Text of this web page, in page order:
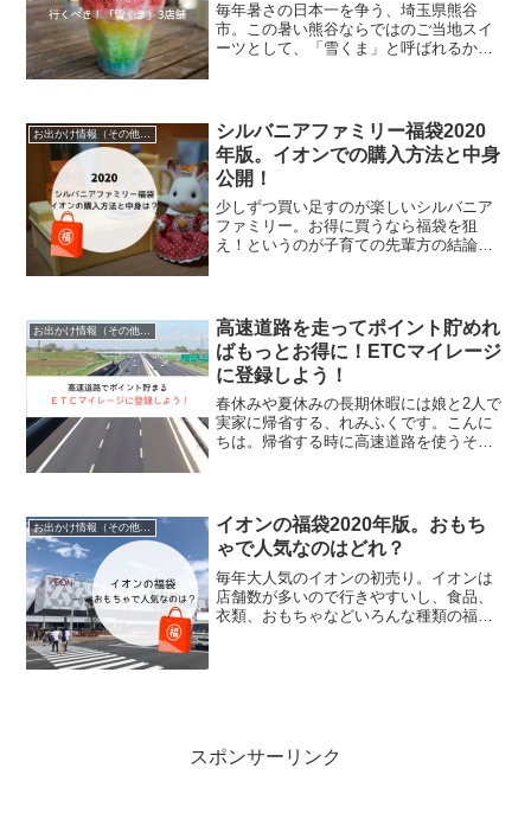
毎年暑さの日本一を争う、埼玉県熊谷
市。この暑い熊谷ならではのご当地スイ
ーツとして、「雪くま」と呼ばれるかき
まを食べに3店舗めぐ...
お出かけ情報（その他の地域）
シルバニアファミリー福袋2020
年版。イオンでの購入方法と中身
公開！
少しずつ買い足すのが楽しいシルバニア
ファミリー。お得に買うなら福袋を狙
え！というのが子育ての先輩方の結論の
袋の購入方法・2019...
お出かけ情報（その他の地域）
高速道路を走ってポイント貯めれ
ばもっとお得に！ETCマイレージ
に登録しよう！
春休みや夏休みの長期休暇には娘と2人で
実家に帰省する、れみふくです。こんに
ちは。帰省する時に高速道路を使うそこ
うなら...甘い...
お出かけ情報（その他の地域）
イオンの福袋2020年版。おもち
ゃで人気なのはどれ？
毎年大人気のイオンの初売り。イオンは
店舗数が多いので行きやすいし、食品、
衣類、おもちゃなどいろんな種類の福袋
スポンサーリンク